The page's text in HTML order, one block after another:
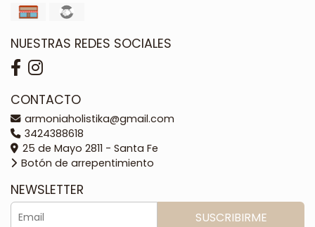
NUESTRAS REDES SOCIALES
CONTACTO
armoniaholistika@gmail.com
3424388618
25 de Mayo 2811 - Santa Fe
Botón de arrepentimiento
NEWSLETTER
SUSCRIBIRME